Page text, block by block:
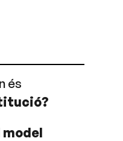
és
model